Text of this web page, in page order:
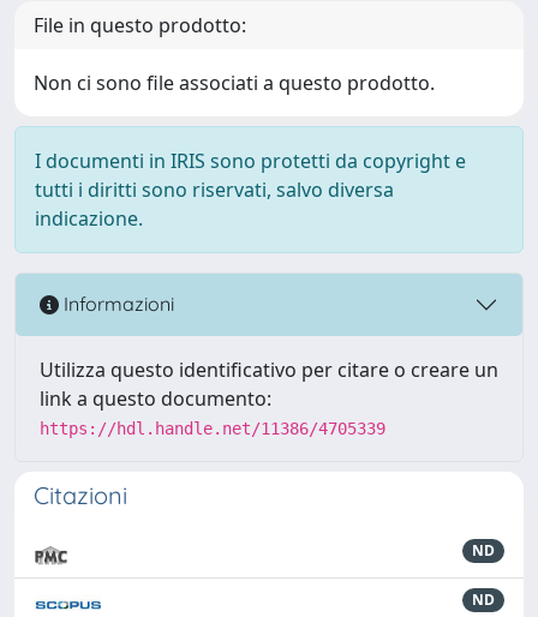
File in questo prodotto:
Non ci sono file associati a questo prodotto.
I documenti in IRIS sono protetti da copyright e
tutti i diritti sono riservati, salvo diversa
indicazione.
Informazioni
Utilizza questo identificativo per citare o creare un
link a questo documento:
https://hdl.handle.net/11386/4705339
Citazioni
ND
ND